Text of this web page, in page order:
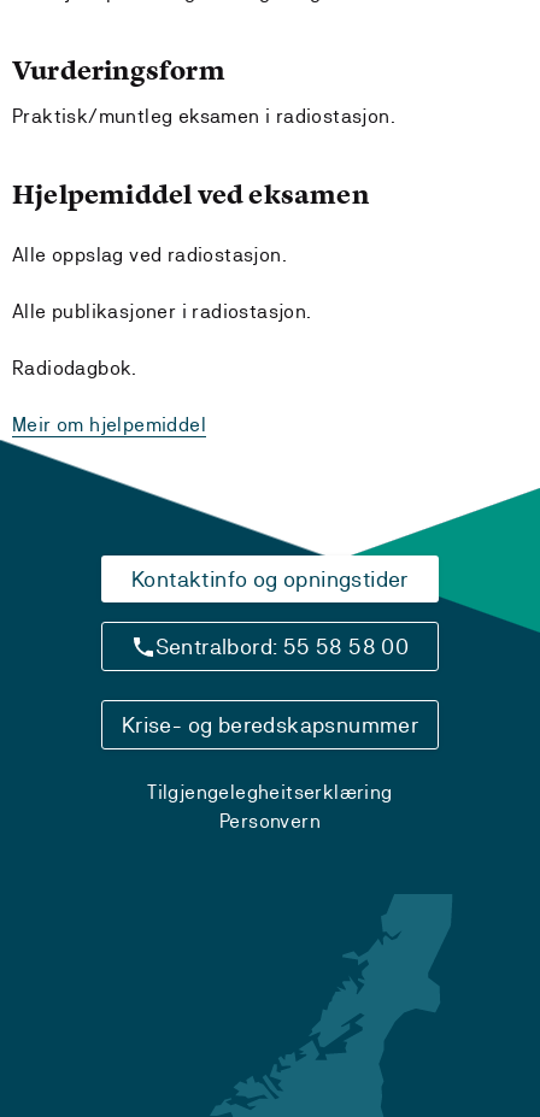
Vurderingsform
Praktisk/muntleg eksamen i radiostasjon.
Hjelpemiddel ved eksamen
Alle oppslag ved radiostasjon.
Alle publikasjoner i radiostasjon.
Radiodagbok.
Meir om hjelpemiddel
Kontaktinfo og opningstider
Sentralbord: 55 58 58 00
Krise- og beredskapsnummer
Tilgjengelegheitserklæring
Personvern